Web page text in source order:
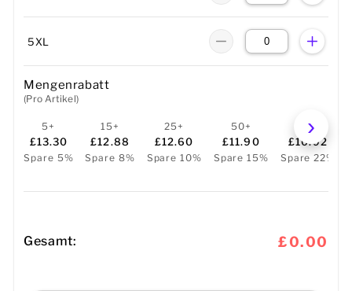
5XL
Mengenrabatt
(Pro Artikel)
5+
£13.30
Spare 5%
15+
£12.88
Spare 8%
25+
£12.60
Spare 10%
50+
£11.90
Spare 15%
100+
£10.92
Spare 22%
Gesamt: £0.00